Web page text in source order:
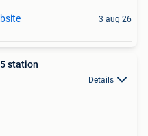
3 aug 26
station
Details